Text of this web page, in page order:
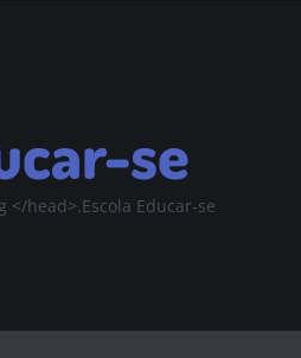
se
</head>.Escola Educar-se